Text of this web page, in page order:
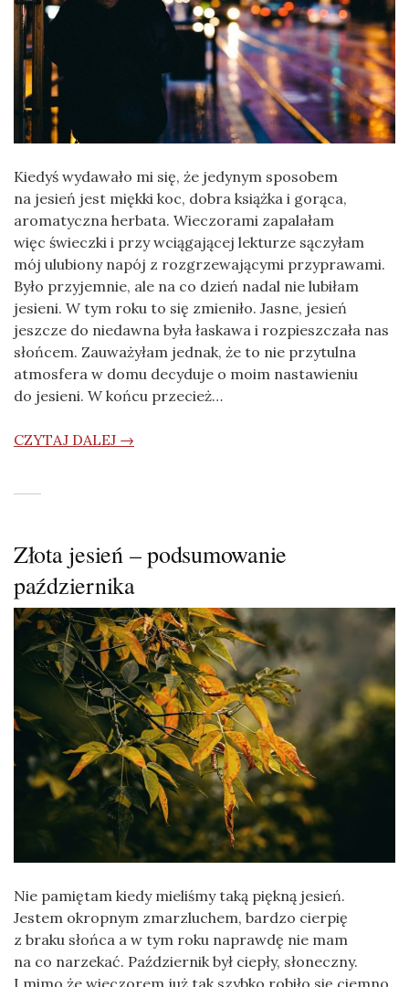
Kiedyś wydawało mi się, że jedynym sposobem
na jesień jest miękki koc, dobra książka i gorąca,
aromatyczna herbata. Wieczorami zapalałam
więc świeczki i przy wciągającej lekturze sączyłam
mój ulubiony napój z rozgrzewającymi przyprawami.
Było przyjemnie, ale na co dzień nadal nie lubiłam
jesieni. W tym roku to się zmieniło. Jasne, jesień
jeszcze do niedawna była łaskawa i rozpieszczała nas
słońcem. Zauważyłam jednak, że to nie przytulna
atmosfera w domu decyduje o moim nastawieniu
do jesieni. W końcu przecież…
CZYTAJ DALEJ →
Złota jesień – podsumowanie
października
Nie pamiętam kiedy mieliśmy taką piękną jesień.
Jestem okropnym zmarzluchem, bardzo cierpię
z braku słońca a w tym roku naprawdę nie mam
na co narzekać. Październik był ciepły, słoneczny.
I mimo że wieczorem już tak szybko robiło się ciemno,